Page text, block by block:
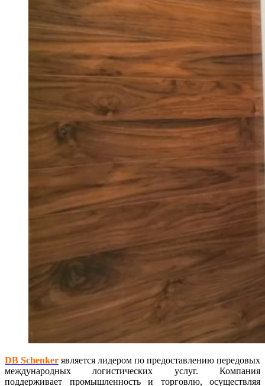
DB Schenker является лидером по предоставлению передовых
международных логистических услуг. Компания
поддерживает промышленность и торговлю, осуществляя